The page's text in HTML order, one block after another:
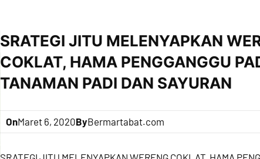
SRATEGI JITU MELENYAPKAN
COKLAT, HAMA PENGGANGGU
TANAMAN PADI DAN SAYURAN
OnMaret 6, 2020ByBermartabat.com